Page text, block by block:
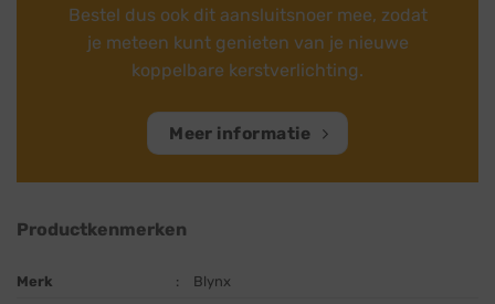
Bestel dus ook dit aansluitsnoer mee, zodat
je meteen kunt genieten van je nieuwe
koppelbare kerstverlichting.
Meer informatie
Productkenmerken
Merk :
Blynx